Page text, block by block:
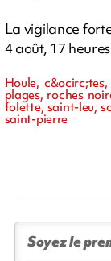
La vigilance
4 août, 17
Houle,
plages, roches
folette, saint-leu,
saint-pierre